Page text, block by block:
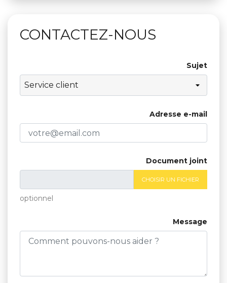
CONTACTEZ-NOUS
Sujet
Adresse e-mail
Document joint
CHOISIR UN FICHIER
optionnel
Message